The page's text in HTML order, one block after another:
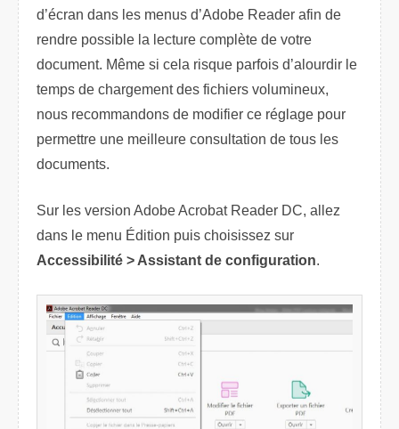
d’écran dans les menus d’Adobe Reader afin de
rendre possible la lecture complète de votre
document. Même si cela risque parfois d’alourdir le
temps de chargement des fichiers volumineux,
nous recommandons de modifier ce réglage pour
permettre une meilleure consultation de tous les
documents.
Sur les version Adobe Acrobat Reader DC, allez
dans le menu Édition puis choisissez sur
Accessibilité > Assistant de configuration.